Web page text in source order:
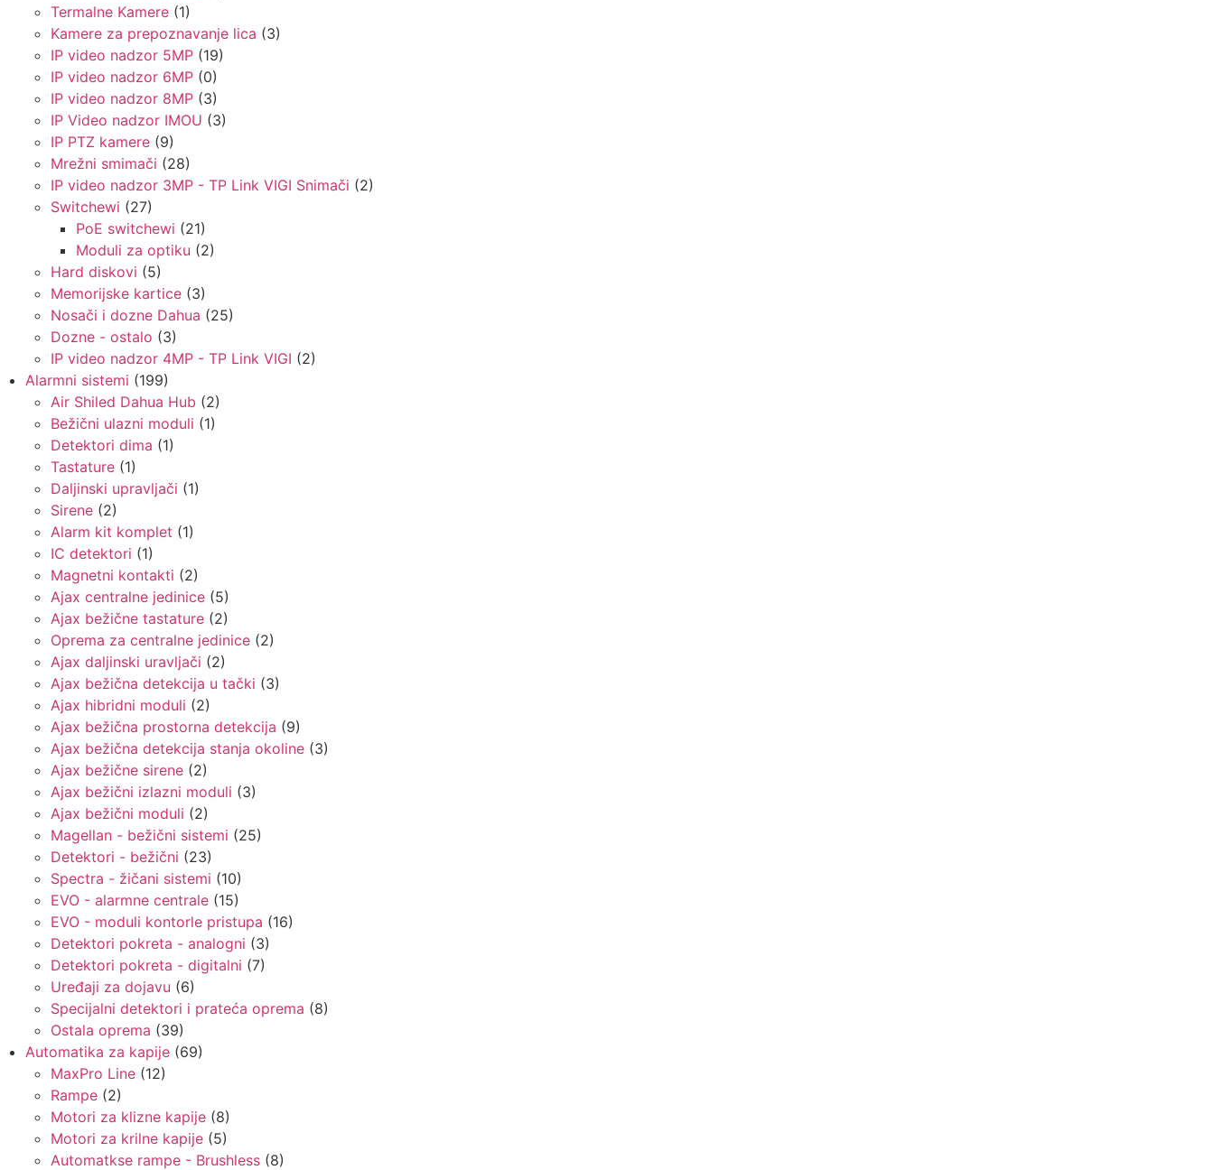
Termalne Kamere (1)
Kamere za prepoznavanje lica (3)
IP video nadzor 5MP (19)
IP video nadzor 6MP (0)
IP video nadzor 8MP (3)
IP Video nadzor IMOU (3)
IP PTZ kamere (9)
Mrežni smimači (28)
IP video nadzor 3MP - TP Link VIGI Snimači (2)
Switchewi (27)
PoE switchewi (21)
Moduli za optiku (2)
Hard diskovi (5)
Memorijske kartice (3)
Nosači i dozne Dahua (25)
Dozne - ostalo (3)
IP video nadzor 4MP - TP Link VIGI (2)
Alarmni sistemi (199)
Air Shiled Dahua Hub (2)
Bežični ulazni moduli (1)
Detektori dima (1)
Tastature (1)
Daljinski upravljači (1)
Sirene (2)
Alarm kit komplet (1)
IC detektori (1)
Magnetni kontakti (2)
Ajax centralne jedinice (5)
Ajax bežične tastature (2)
Oprema za centralne jedinice (2)
Ajax daljinski uravljači (2)
Ajax bežična detekcija u tački (3)
Ajax hibridni moduli (2)
Ajax bežična prostorna detekcija (9)
Ajax bežična detekcija stanja okoline (3)
Ajax bežične sirene (2)
Ajax bežični izlazni moduli (3)
Ajax bežični moduli (2)
Magellan - bežični sistemi (25)
Detektori - bežični (23)
Spectra - žičani sistemi (10)
EVO - alarmne centrale (15)
EVO - moduli kontorle pristupa (16)
Detektori pokreta - analogni (3)
Detektori pokreta - digitalni (7)
Uređaji za dojavu (6)
Specijalni detektori i prateća oprema (8)
Ostala oprema (39)
Automatika za kapije (69)
MaxPro Line (12)
Rampe (2)
Motori za klizne kapije (8)
Motori za krilne kapije (5)
Automatkse rampe - Brushless (8)